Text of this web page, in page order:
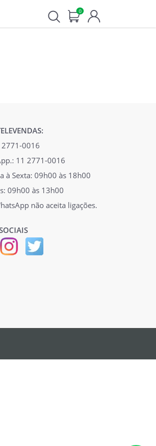
0
2771-0016
11 2771-0016
à Sexta: 09h00 às 18h00
09h00 às 13h00
não aceita ligações.